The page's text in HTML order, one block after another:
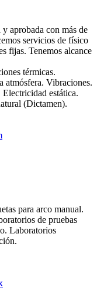
aprobada con más de
servicios de físico
fijas. Tenemos alcance
térmicas.
atmósfera. Vibraciones.
estática.
(Dictamen).
para arco manual.
de pruebas
Laboratorios